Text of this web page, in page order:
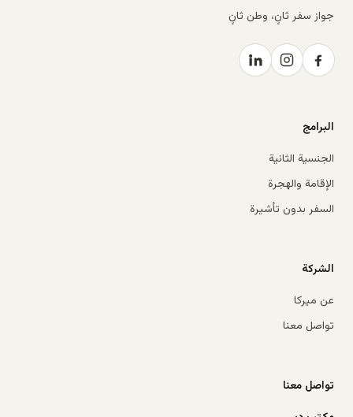
جواز سفر ثانٍ، وطن ثانٍ
البرامج
الجنسية الثانية
الإقامة والهجرة
السفر بدون تأشيرة
الشركة
عن ميركا
تواصل معنا
تواصل معنا